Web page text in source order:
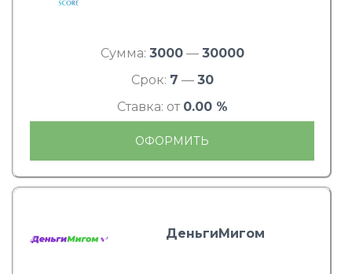
Сумма: 3000— 30000
Срок: 7 — 30
Ставка: от 0.00 %
ОФОРМИТЬ
ДеньгиМигом